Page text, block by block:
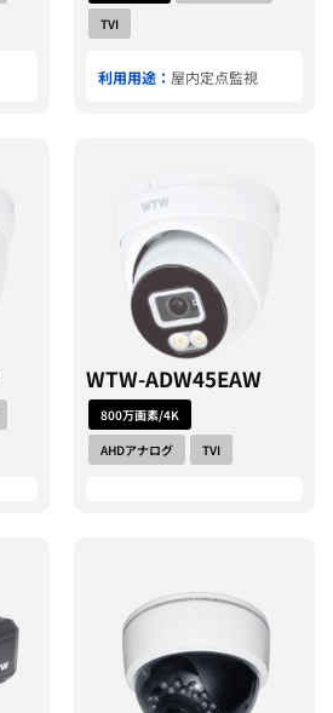
TVI
利用用途： 屋内定点監視
WTW-ADW45EAW
800万画素/4K
AHDアナログ
TVI